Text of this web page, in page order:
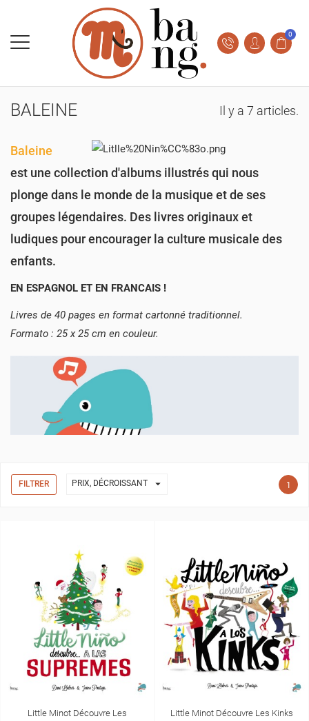
0
BALEINE Il y a 7 articles.
Baleine
est une collection d'albums illustrés qui nous
plonge dans le monde de la musique et de ses
groupes légendaires. Des livres originaux et
ludiques pour encourager la culture musicale des
enfants.
EN ESPAGNOL ET EN FRANCAIS !
Livres de 40 pages en format cartonné traditionnel.
Formato : 25 x 25 cm en couleur.
FILTRER PRIX, DÉCROISSANT  1
Little Minot Découvre Les
Little Minot Découvre Les Kinks